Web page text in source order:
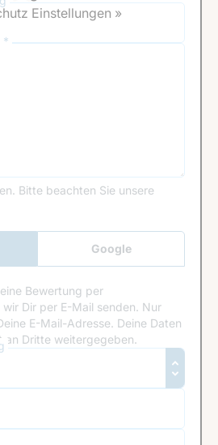
*
Bitte beachten Sie unsere
Google
Anmeldung
Bewertung per
Dir per E-Mail senden. Nur
E-Mail-Adresse. Deine Daten
an Dritte weitergegeben.
Einstellungen »